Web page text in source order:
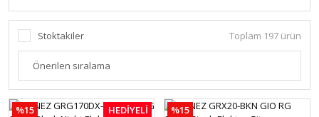
Stoktakiler Toplam 197 ürün
%15
HEDİYELİ %15